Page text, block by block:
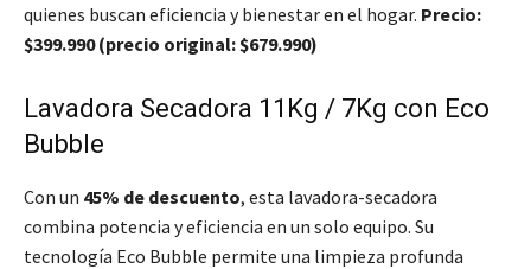
quienes buscan eficiencia y bienestar en el hogar. Precio:
$399.990 (precio original: $679.990)
Lavadora Secadora 11Kg / 7Kg con Eco
Bubble
Con un 45% de descuento, esta lavadora-secadora
combina potencia y eficiencia en un solo equipo. Su
tecnología Eco Bubble permite una limpieza profunda